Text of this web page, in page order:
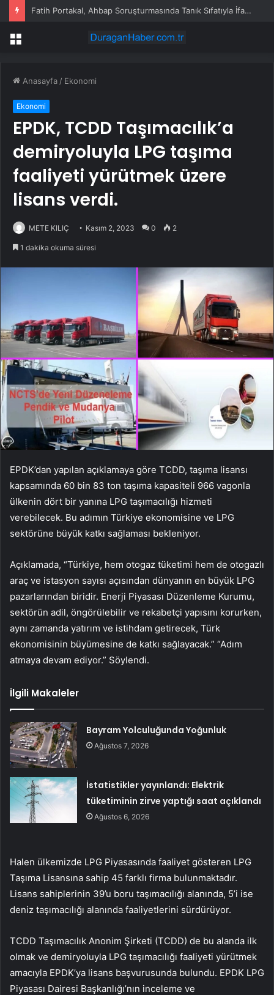
Fatih Portakal, Ahbap Soruşturmasında Tanık Sıfatıyla İfade Verdi: “Ahbap’a Hiç Bağış Yapmadım, Özür Dilemeye Hazırım”
Menü
Anasayfa / Ekonomi
Ekonomi
EPDK, TCDD Taşımacılık’a
demiryoluyla LPG taşıma
faaliyeti yürütmek üzere
lisans verdi.
METE KILIÇ Kasım 2, 2023 0 2
1 dakika okuma süresi
EPDK’dan yapılan açıklamaya göre TCDD, taşıma lisansı
kapsamında 60 bin 83 ton taşıma kapasiteli 966 vagonla
ülkenin dört bir yanına LPG taşımacılığı hizmeti
verebilecek. Bu adımın Türkiye ekonomisine ve LPG
sektörüne büyük katkı sağlaması bekleniyor.
Açıklamada, “Türkiye, hem otogaz tüketimi hem de otogazlı
araç ve istasyon sayısı açısından dünyanın en büyük LPG
pazarlarından biridir. Enerji Piyasası Düzenleme Kurumu,
sektörün adil, öngörülebilir ve rekabetçi yapısını korurken,
aynı zamanda yatırım ve istihdam getirecek, Türk
ekonomisinin büyümesine de katkı sağlayacak.” “Adım
atmaya devam ediyor.” Söylendi.
İlgili Makaleler
Bayram Yolculuğunda Yoğunluk
Ağustos 7, 2026
İstatistikler yayınlandı: Elektrik
tüketiminin zirve yaptığı saat açıklandı
Ağustos 6, 2026
Halen ülkemizde LPG Piyasasında faaliyet gösteren LPG
Taşıma Lisansına sahip 45 farklı firma bulunmaktadır.
Lisans sahiplerinin 39’u boru taşımacılığı alanında, 5’i ise
deniz taşımacılığı alanında faaliyetlerini sürdürüyor.
TCDD Taşımacılık Anonim Şirketi (TCDD) de bu alanda ilk
olmak ve demiryoluyla LPG taşımacılığı faaliyeti yürütmek
amacıyla EPDK’ya lisans başvurusunda bulundu. EPDK LPG
Piyasası Dairesi Başkanlığı’nın inceleme ve